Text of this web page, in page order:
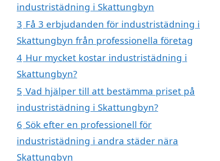
industristädning i Skattungbyn
3 Få 3 erbjudanden för industristädning i
Skattungbyn från professionella företag
4 Hur mycket kostar industristädning i
Skattungbyn?
5 Vad hjälper till att bestämma priset på
industristädning i Skattungbyn?
6 Sök efter en professionell för
industristädning i andra städer nära
Skattungbyn